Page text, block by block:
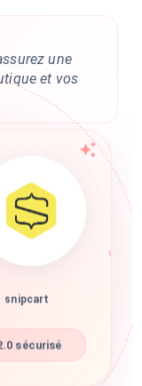
une
et vos
snipcart
sécurisé